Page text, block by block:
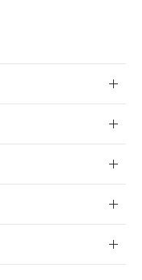
客様との取
ている法人を
含有証明書
準）
有を証明す
の期間は出
とから備考
た。
切替を完了